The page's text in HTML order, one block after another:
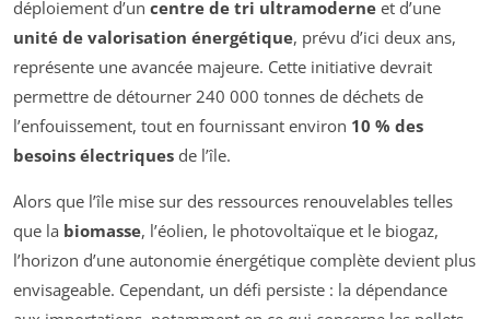
déploiement d’un centre de tri ultramoderne et d’une
unité de valorisation énergétique, prévu d’ici deux ans,
représente une avancée majeure. Cette initiative devrait
permettre de détourner 240 000 tonnes de déchets de
l’enfouissement, tout en fournissant environ 10 % des
besoins électriques de l’île.
Alors que l’île mise sur des ressources renouvelables telles
que la biomasse, l’éolien, le photovoltaïque et le biogaz,
l’horizon d’une autonomie énergétique complète devient plus
envisageable. Cependant, un défi persiste : la dépendance